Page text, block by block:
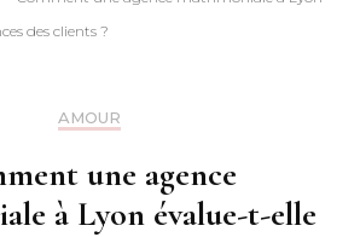
des clients ?
AMOUR
une agence
à Lyon évalue-t-elle